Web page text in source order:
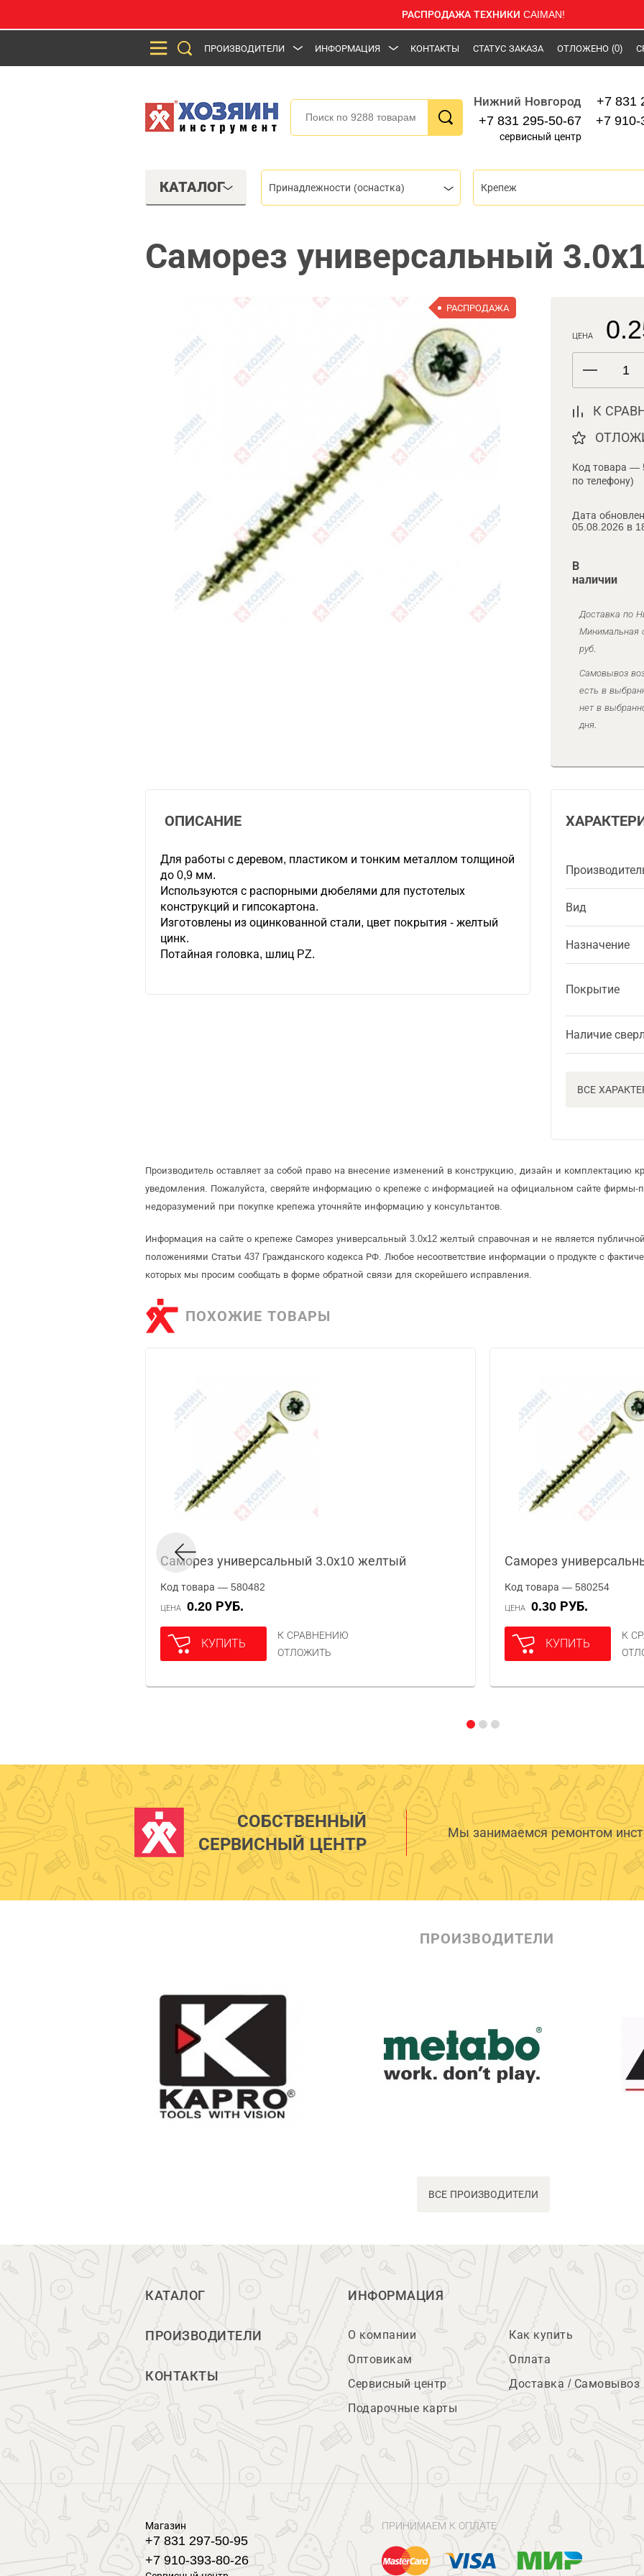
РАСПРОДАЖА ТЕХНИКИ CAIMAN!
ПРОИЗВОДИТЕЛИ ИНФОРМАЦИЯ КОНТАКТЫ СТАТУС ЗАКАЗА ОТЛОЖЕНО (0)
Нижний Новгород
+7 831 295-50-67
сервисный центр
+7 831
+7 910-
КАТАЛОГ Принадлежности (оснастка) Крепеж
Саморез универсальный
РАСПРОДАЖА
ЦЕНА
К
Код товара —
по телефону)
Дата
05.08.2026 в
В
наличии
Доставка по
Минимальная
руб.
Самовывоз
есть в
нет в
дня.
Вид
Назначение
Покрытие
Наличие
ВСЕ
ОПИСАНИЕ
Для работы с деревом, пластиком и тонким металлом толщиной
до 0,9 мм.
Используются с распорными дюбелями для пустотелых
конструкций и гипсокартона.
Изготовлены из оцинкованной стали, цвет покрытия - желтый
цинк.
Потайная головка, шлиц PZ.
Производитель оставляет за собой право на внесение изменений в конструкцию, дизайн и комплектацию
уведомления. Пожалуйста, сверяйте информацию о крепеже с информацией на официальном сайте фирмы-
недоразумений при покупке крепежа уточняйте информацию у консультантов.
Информация на сайте о крепеже Саморез универсальный 3.0х12 желтый справочная и не является
положениями Статьи 437 Гражданского кодекса РФ. Любое несоответствие информации о продукте с
которых мы просим сообщать в форме обратной связи для скорейшего исправления.
ПОХОЖИЕ ТОВАРЫ
Саморез универсальный 3.0х10 желтый
Код товара — 580482
ЦЕНА 0.20 РУБ.
КУПИТЬ
К СРАВНЕНИЮ
ОТЛОЖИТЬ
Саморез
Код товара — 580254
ЦЕНА 0.30 РУБ.
КУПИТЬ
К
СОБСТВЕННЫЙ
СЕРВИСНЫЙ ЦЕНТР
Мы занимаемся ремонтом
ПРОИЗВОДИТЕЛИ
ВСЕ ПРОИЗВОДИТЕЛИ
КАТАЛОГ
ПРОИЗВОДИТЕЛИ
КОНТАКТЫ
ИНФОРМАЦИЯ
О компании
Оптовикам
Сервисный центр
Подарочные карты
Как купить
Оплата
Доставка / Самовывоз
Магазин
+7 831 297-50-95
+7 910-393-80-26
ПРИНИМАЕМ К ОПЛАТЕ